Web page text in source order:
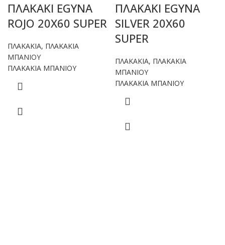
ΠΛΑΚΑΚΙ EGYNA
ROJO 20X60 SUPER
ΠΛΑΚΑΚΙΑ, ΠΛΑΚΑΚΙΑ
ΜΠΑΝΙΟΥ
ΠΛΑΚΑΚΙΑ ΜΠΑΝΙΟΥ
ΠΛΑΚΑΚΙ EGYNA
SILVER 20X60
SUPER
ΠΛΑΚΑΚΙΑ, ΠΛΑΚΑΚΙΑ
ΜΠΑΝΙΟΥ
ΠΛΑΚΑΚΙΑ ΜΠΑΝΙΟΥ